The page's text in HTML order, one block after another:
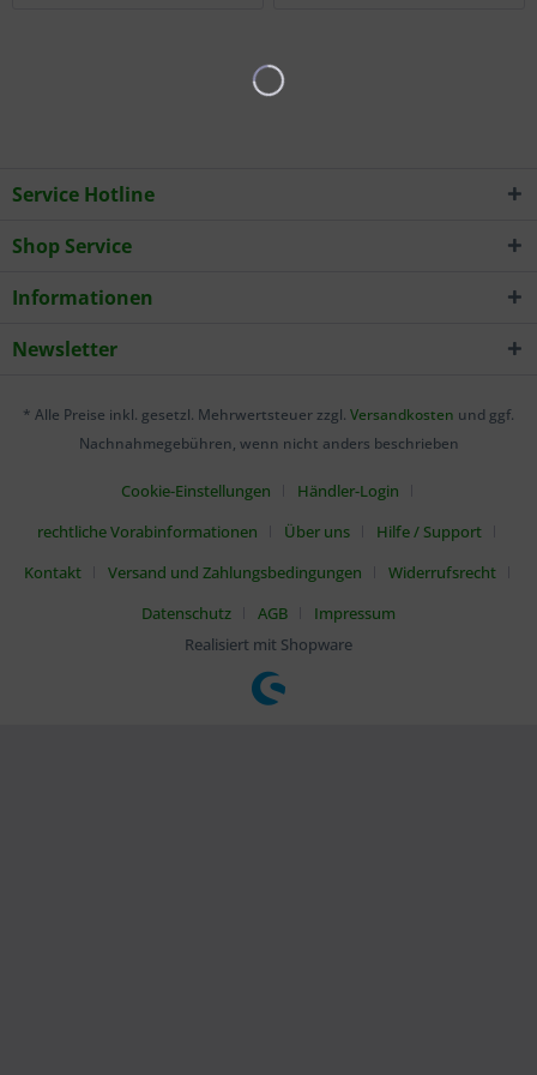
Service Hotline
Shop Service
Informationen
Newsletter
* Alle Preise inkl. gesetzl. Mehrwertsteuer zzgl. Versandkosten und ggf.
Nachnahmegebühren, wenn nicht anders beschrieben
Cookie-Einstellungen
Händler-Login
rechtliche Vorabinformationen
Über uns
Hilfe / Support
Kontakt
Versand und Zahlungsbedingungen
Widerrufsrecht
Datenschutz
AGB
Impressum
Realisiert mit Shopware